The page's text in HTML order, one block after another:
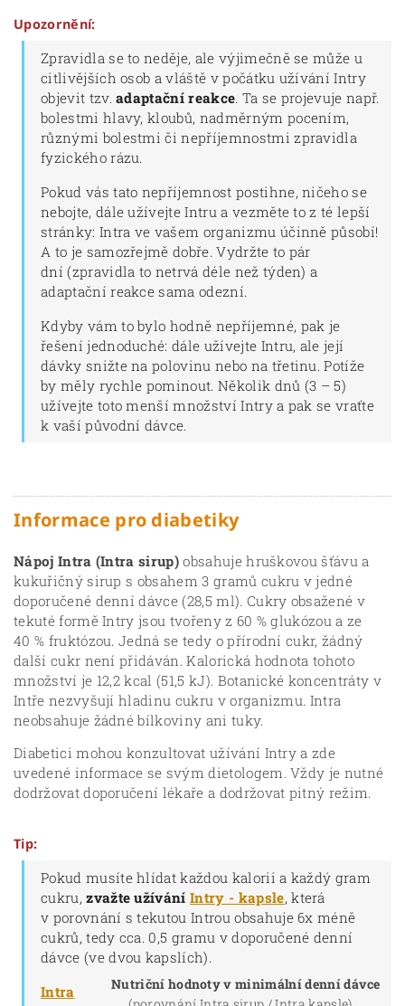
Upozornění:
Zpravidla se to neděje, ale výjimečně se může u
citlivějších osob a vláště v počátku užívání Intry
objevit tzv.adaptační reakce. Ta se projevuje např.
bolestmi hlavy, kloubů, nadměrným pocením,
různými bolestmi či nepříjemnostmi zpravidla
fyzického rázu.
Pokud vás tato nepříjemnost postihne, ničeho se
nebojte, dále užívejte Intru a vezměte to z té lepší
stránky: Intra ve vašem organizmu účinně působí!
A to je samozřejmě dobře. Vydržte to pár
dní (zpravidla to netrvá déle než týden) a
adaptační reakce sama odezní.
Kdyby vám to bylo hodně nepříjemné, pak je
řešení jednoduché: dále užívejte Intru, ale její
dávky snižte na polovinu nebo na třetinu. Potíže
by měly rychle pominout. Několik dnů (3 – 5)
užívejte toto menší množství Intry a pak se vraťte
k vaší původní dávce.
Informace pro diabetiky
Nápoj Intra (Intra sirup) obsahuje hruškovou šťávu a
kukuřičný sirup s obsahem 3 gramů cukru v jedné
doporučené denní dávce (28,5 ml). Cukry obsažené v
tekuté formě Intry jsou tvořeny z 60 % glukózou a ze
40 % fruktózou. Jedná se tedy o přírodní cukr, žádný
další cukr není přidáván. Kalorická hodnota tohoto
množství je 12,2 kcal (51,5 kJ). Botanické koncentráty v
Intře nezvyšují hladinu cukru v organizmu. Intra
neobsahuje žádné bílkoviny ani tuky.
Diabetici mohou konzultovat užívání Intry a zde
uvedené informace se svým dietologem. Vždy je nutné
dodržovat doporučení lékaře a dodržovat pitný režim.
Tip:
Pokud musíte hlídat každou kalorii a každý gram
cukru,zvažte užíváníIntry - kapsle, která
v porovnání s tekutou Introu obsahuje 6x méně
cukrů, tedy cca. 0,5 gramu v doporučené denní
dávce (ve dvou kapslích).
Nutriční hodnoty v minimální denní dávce
Intra